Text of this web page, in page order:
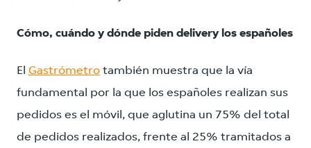
Cómo, cuándo y dónde piden delivery los españoles
El Gastrómetro también muestra que la vía
fundamental por la que los españoles realizan sus
pedidos es el móvil, que aglutina un 75% del total
de pedidos realizados, frente al 25% tramitados a